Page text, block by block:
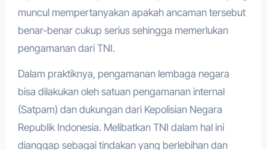
muncul mempertanyakan apakah ancaman tersebut
benar-benar cukup serius sehingga memerlukan
pengamanan dari TNI.
Dalam praktiknya, pengamanan lembaga negara
bisa dilakukan oleh satuan pengamanan internal
(Satpam) dan dukungan dari Kepolisian Negara
Republik Indonesia. Melibatkan TNI dalam hal ini
dianggap sebagai tindakan yang berlebihan dan